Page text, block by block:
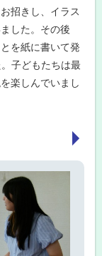
招きし、イラス
した。その後
を紙に書いて発
子どもたちは最
楽しんでいまし
次へ